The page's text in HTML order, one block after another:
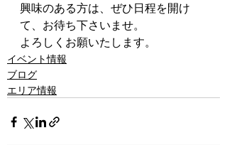
興味のある方は、ぜひ日程を開け
て、お待ち下さいませ。
よろしくお願いたします。
イベント情報
ブログ
エリア情報